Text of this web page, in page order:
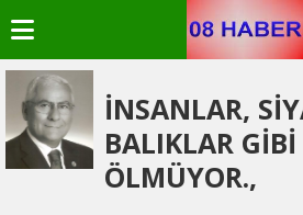
İNSANLAR,
BALIKLAR
ÖLMÜYOR.,